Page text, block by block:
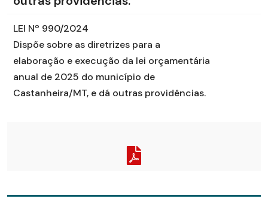
LEI Nº 990/2024
Dispõe sobre as diretrizes para a
elaboração e execução da lei orçamentária
anual de 2025 do município de
Castanheira/MT, e dá outras providências.